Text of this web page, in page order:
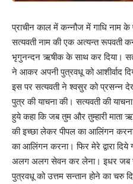
प्राचीन काल में कन्नौज में गाधि नाम
सत्यवती नाम की एक अत्यन्त रूपवती
भृगुनन्दन ऋषीक के साथ कर दिया।
ने आकर अपनी पुत्रवधू को आशीर्वाद
इस पर सत्यवती ने श्‍वसुर को प्रसन्न
पुत्र की याचना की। सत्यवती की
हुये कहा कि जब तुम और तुम्हारी माता
की इच्छा लेकर पीपल का आलिंगन
का आलिंगन करना। फिर मेरे द्वारा
अलग अलग सेवन कर लेना। इधर जब
पुत्रवधू को उत्तम सन्तान होने का चरु